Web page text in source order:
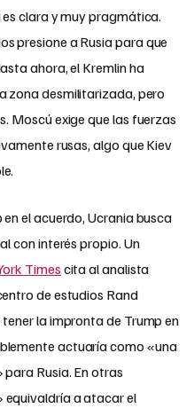
clara y muy pragmática.
presione a Rusia para que
ahora, el Kremlin ha
zona desmilitarizada, pero
Moscú exige que las fuerzas
rusas, algo que Kiev
el acuerdo, Ucrania busca
con interés propio. Un
Times cita al analista
de estudios Rand
la impronta de Trump en
actuaría como «una
Rusia. En otras
a atacar el